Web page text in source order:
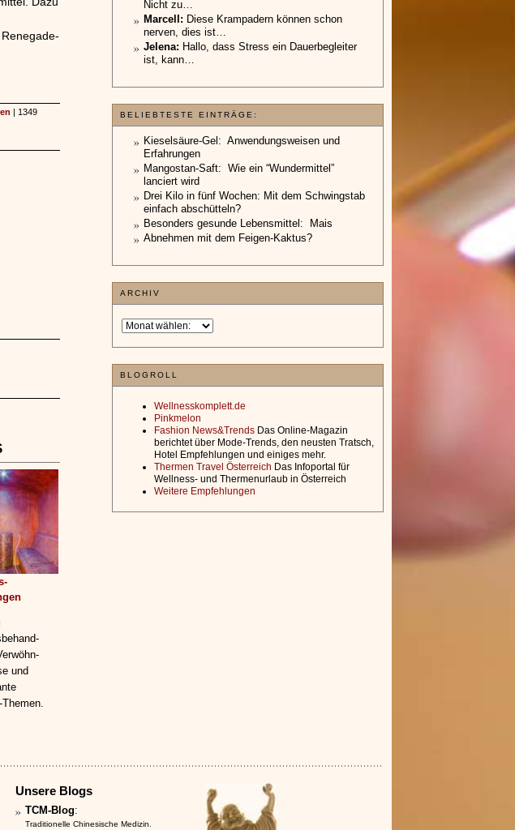
| 1349
und
Nicht zu…
Marcell: Diese Krampadern können schon
nerven, dies ist…
Jelena: Hallo, dass Stress ein Dauerbegleiter
ist, kann…
BELIEBTESTE EINTRÄGE:
Kieselsäure-Gel: Anwendungsweisen und
Erfahrungen
Mangostan-Saft: Wie ein “Wundermittel”
lanciert wird
Drei Kilo in fünf Wochen: Mit dem Schwingstab
einfach abschütteln?
Besonders gesunde Lebensmittel: Mais
Abnehmen mit dem Feigen-Kaktus?
ARCHIV
BLOGROLL
Wellnesskomplett.de
Pinkmelon
Fashion News&Trends Das Online-Magazin
berichtet über Mode-Trends, den neusten Tratsch,
Hotel Empfehlungen und einiges mehr.
Thermen Travel Österreich Das Infoportal für
Wellness- und Thermenurlaub in Österreich
Weitere Empfehlungen
Unsere Blogs
TCM-Blog:
Traditionelle Chinesische Medizin.